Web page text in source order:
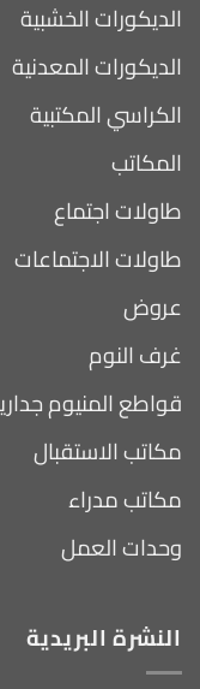
الديكورات الخشبية
الديكورات المعدنية
الكراسي المكتبية
المكاتب
طاولات اجتماع
طاولات الاجتماعات
عروض
غرف النوم
قواطع المنيوم
مكاتب الاستقبال
مكاتب مدراء
وحدات العمل
النشرة البريدية